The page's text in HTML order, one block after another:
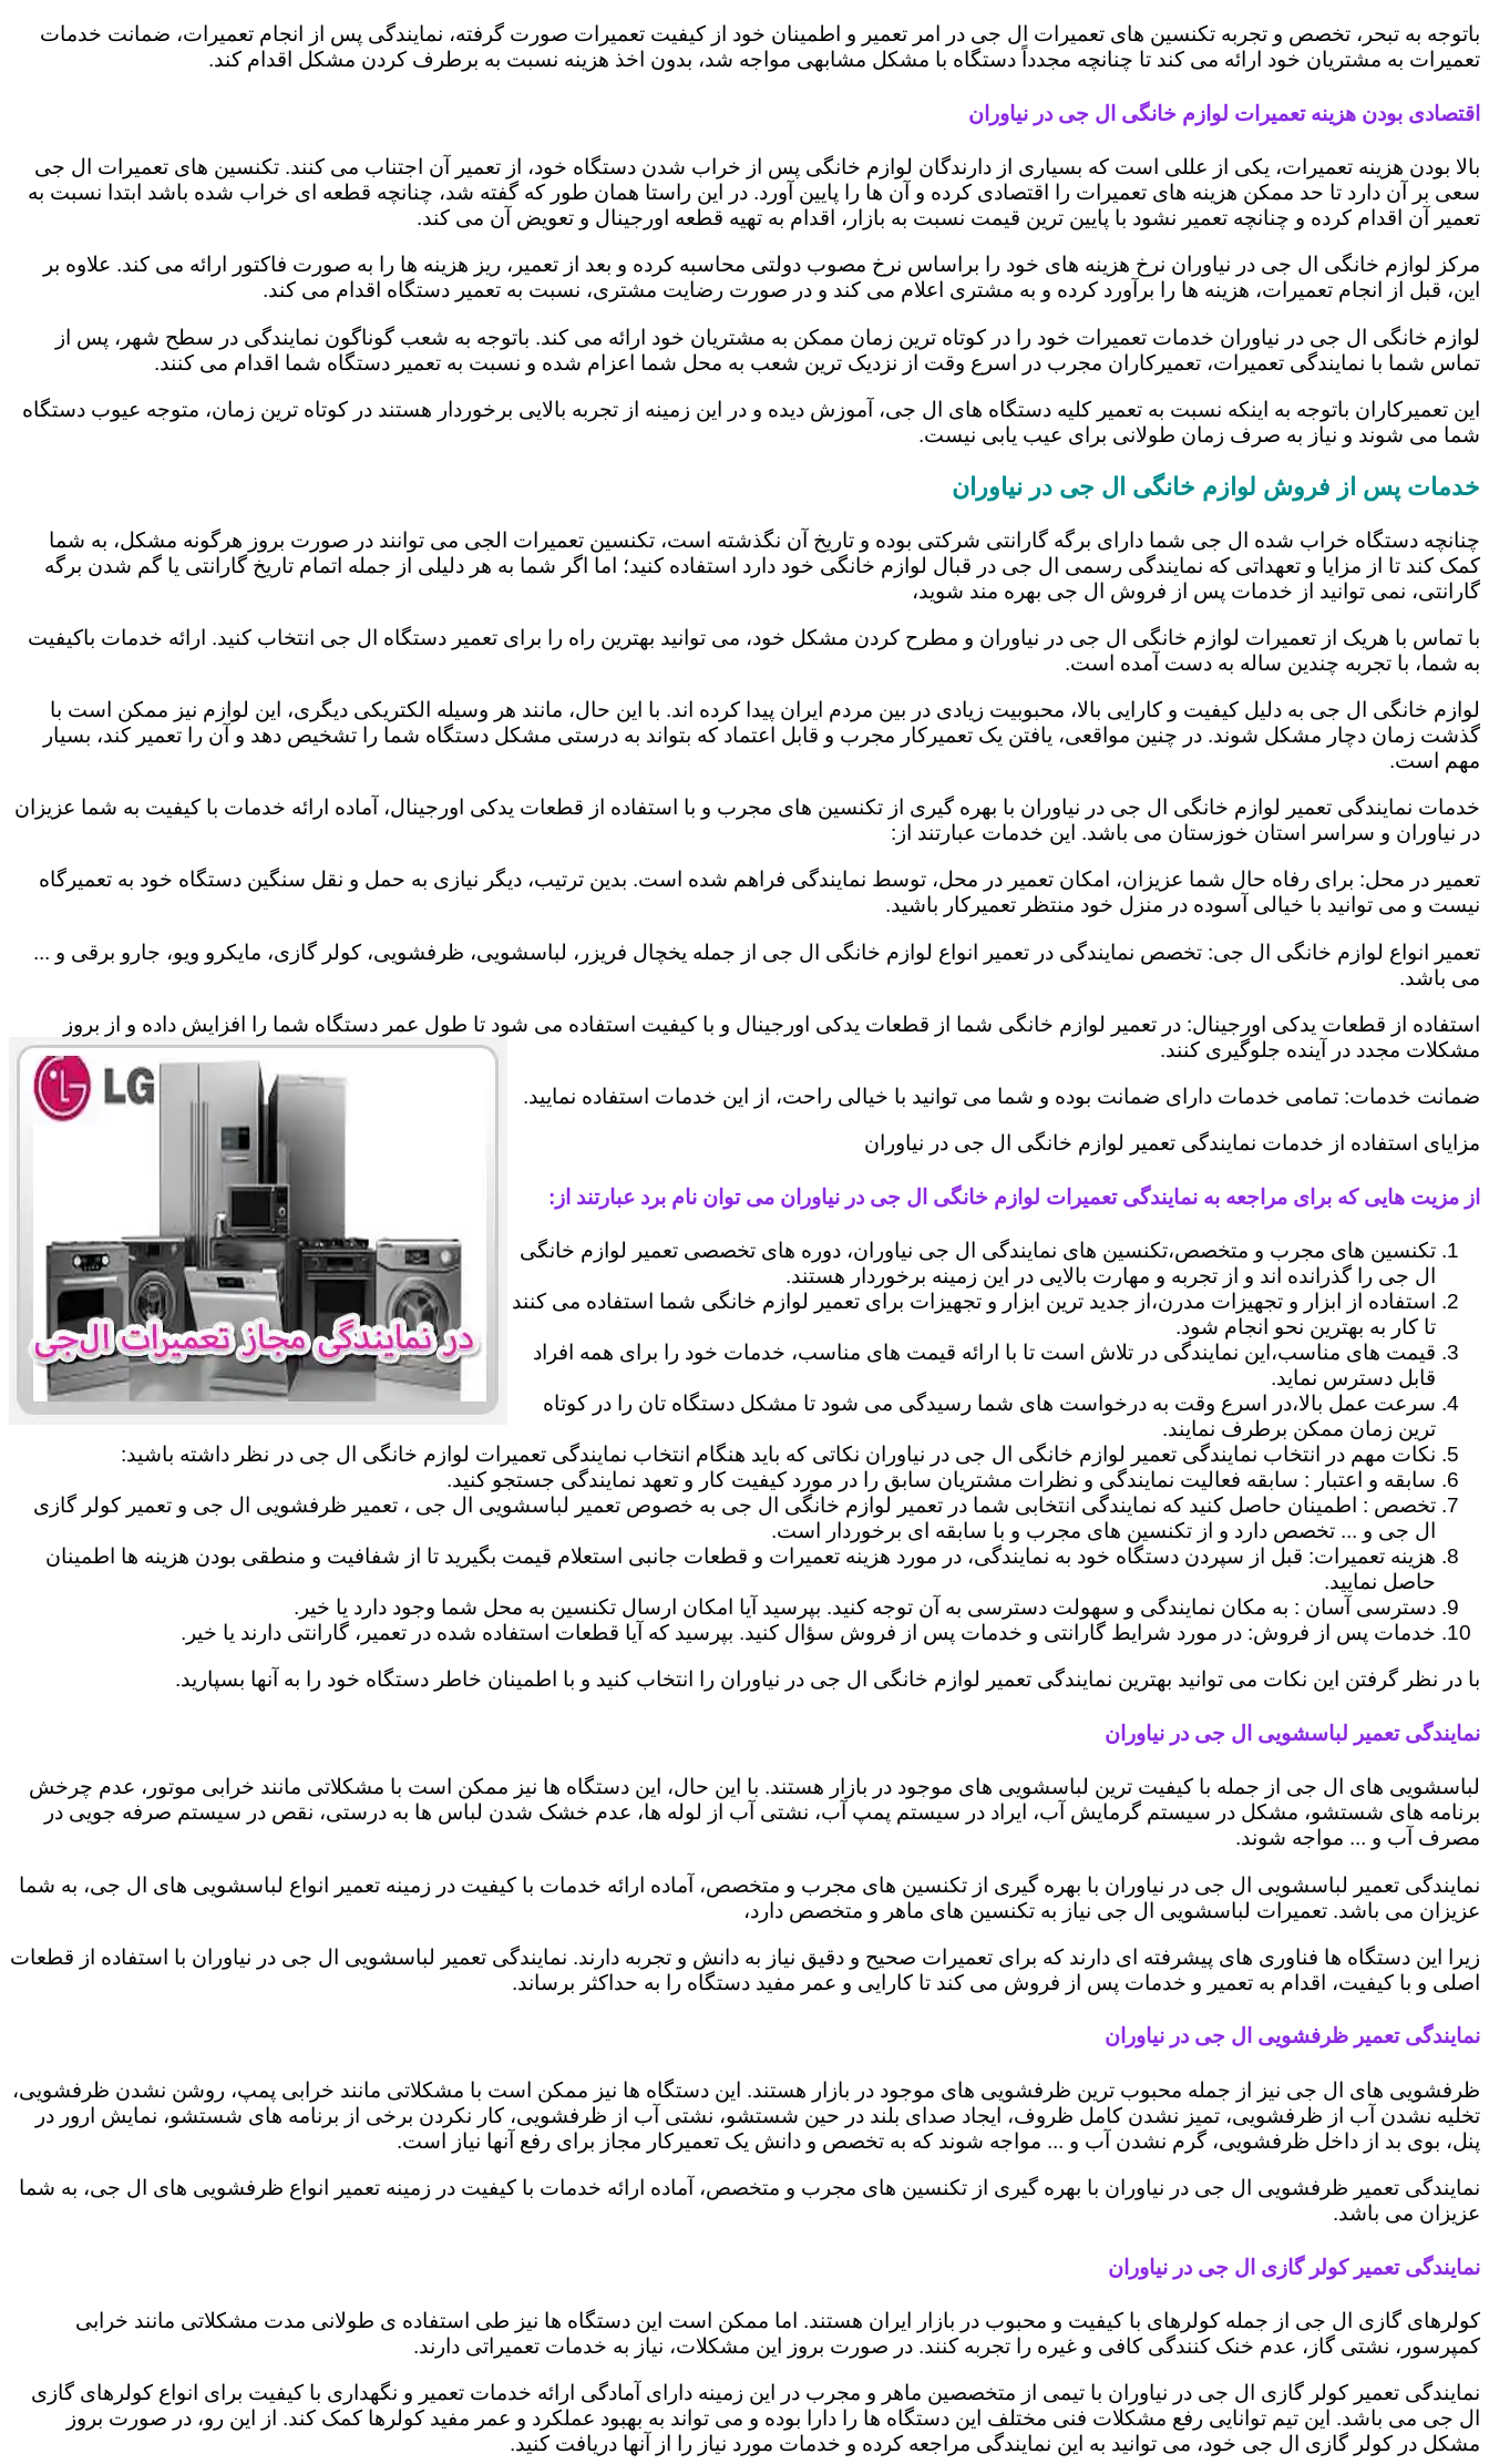
باتوجه به تبحر، تخصص و تجربه تکنسین های تعمیرات ال جی در امر تعمیر و اطمینان خود از کیفیت تعمیرات صورت گرفته، نمایندگی پس از انجام تعمیرات، ضمانت خدمات
تعمیرات به مشتریان خود ارائه می کند تا چنانچه مجدداً دستگاه با مشکل مشابهی مواجه شد، بدون اخذ هزینه نسبت به برطرف کردن مشکل اقدام کند.
اقتصادی بودن هزینه تعمیرات لوازم خانگی ال جی در نیاوران
بالا بودن هزینه تعمیرات، یکی از عللی است که بسیاری از دارندگان لوازم خانگی پس از خراب شدن دستگاه خود، از تعمیر آن اجتناب می کنند. تکنسین های تعمیرات ال جی
سعی بر آن دارد تا حد ممکن هزینه های تعمیرات را اقتصادی کرده و آن ها را پایین آورد. در این راستا همان طور که گفته شد، چنانچه قطعه ای خراب شده باشد ابتدا نسبت به
تعمیر آن اقدام کرده و چنانچه تعمیر نشود با پایین ترین قیمت نسبت به بازار، اقدام به تهیه قطعه اورجینال و تعویض آن می کند.
مرکز لوازم خانگی ال جی در نیاوران نرخ هزینه های خود را براساس نرخ مصوب دولتی محاسبه کرده و بعد از تعمیر، ریز هزینه ها را به صورت فاکتور ارائه می کند. علاوه بر
این، قبل از انجام تعمیرات، هزینه ها را برآورد کرده و به مشتری اعلام می کند و در صورت رضایت مشتری، نسبت به تعمیر دستگاه اقدام می کند.
لوازم خانگی ال جی در نیاوران خدمات تعمیرات خود را در کوتاه ترین زمان ممکن به مشتریان خود ارائه می کند. باتوجه به شعب گوناگون نمایندگی در سطح شهر، پس از
تماس شما با نمایندگی تعمیرات، تعمیرکاران مجرب در اسرع وقت از نزدیک ترین شعب به محل شما اعزام شده و نسبت به تعمیر دستگاه شما اقدام می کنند.
این تعمیرکاران باتوجه به اینکه نسبت به تعمیر کلیه دستگاه های ال جی، آموزش دیده و در این زمینه از تجربه بالایی برخوردار هستند در کوتاه ترین زمان، متوجه عیوب دستگاه
شما می شوند و نیاز به صرف زمان طولانی برای عیب یابی نیست.
خدمات پس از فروش لوازم خانگی ال جی در نیاوران
چنانچه دستگاه خراب شده ال جی شما دارای برگه گارانتی شرکتی بوده و تاریخ آن نگذشته است، تکنسین تعمیرات الجی می توانند در صورت بروز هرگونه مشکل، به شما
کمک کند تا از مزایا و تعهداتی که نمایندگی رسمی ال جی در قبال لوازم خانگی خود دارد استفاده کنید؛ اما اگر شما به هر دلیلی از جمله اتمام تاریخ گارانتی یا گم شدن برگه
گارانتی، نمی توانید از خدمات پس از فروش ال جی بهره مند شوید،
با تماس با هریک از تعمیرات لوازم خانگی ال جی در نیاوران و مطرح کردن مشکل خود، می توانید بهترین راه را برای تعمیر دستگاه ال جی انتخاب کنید. ارائه خدمات باکیفیت
به شما، با تجربه چندین ساله به دست آمده است.
لوازم خانگی ال جی به دلیل کیفیت و کارایی بالا، محبوبیت زیادی در بین مردم ایران پیدا کرده اند. با این حال، مانند هر وسیله الکتریکی دیگری، این لوازم نیز ممکن است با
گذشت زمان دچار مشکل شوند. در چنین مواقعی، یافتن یک تعمیرکار مجرب و قابل اعتماد که بتواند به درستی مشکل دستگاه شما را تشخیص دهد و آن را تعمیر کند، بسیار
مهم است.
خدمات نمایندگی تعمیر لوازم خانگی ال جی در نیاوران با بهره گیری از تکنسین های مجرب و با استفاده از قطعات یدکی اورجینال، آماده ارائه خدمات با کیفیت به شما عزیزان
در نیاوران و سراسر استان خوزستان می باشد. این خدمات عبارتند از:
تعمیر در محل: برای رفاه حال شما عزیزان، امکان تعمیر در محل، توسط نمایندگی فراهم شده است. بدین ترتیب، دیگر نیازی به حمل و نقل سنگین دستگاه خود به تعمیرگاه
نیست و می توانید با خیالی آسوده در منزل خود منتظر تعمیرکار باشید.
تعمیر انواع لوازم خانگی ال جی: تخصص نمایندگی در تعمیر انواع لوازم خانگی ال جی از جمله یخچال فریزر، لباسشویی، ظرفشویی، کولر گازی، مایکرو ویو، جارو برقی و ...
می باشد.
استفاده از قطعات یدکی اورجینال: در تعمیر لوازم خانگی شما از قطعات یدکی اورجینال و با کیفیت استفاده می شود تا طول عمر دستگاه شما را افزایش داده و از بروز
مشکلات مجدد در آینده جلوگیری کنند.
ضمانت خدمات: تمامی خدمات دارای ضمانت بوده و شما می توانید با خیالی راحت، از این خدمات استفاده نمایید.
مزایای استفاده از خدمات نمایندگی تعمیر لوازم خانگی ال جی در نیاوران
از مزیت هایی که برای مراجعه به نمایندگی تعمیرات لوازم خانگی ال جی در نیاوران می توان نام برد عبارتند از:
تکنسین های مجرب و متخصص،تکنسین های نمایندگی ال جی نیاوران، دوره های تخصصی تعمیر لوازم خانگی
ال جی را گذرانده اند و از تجربه و مهارت بالایی در این زمینه برخوردار هستند.
استفاده از ابزار و تجهیزات مدرن،از جدید ترین ابزار و تجهیزات برای تعمیر لوازم خانگی شما استفاده می کنند
تا کار به بهترین نحو انجام شود.
قیمت های مناسب،این نمایندگی در تلاش است تا با ارائه قیمت های مناسب، خدمات خود را برای همه افراد
قابل دسترس نماید.
سرعت عمل بالا،در اسرع وقت به درخواست های شما رسیدگی می شود تا مشکل دستگاه تان را در کوتاه
ترین زمان ممکن برطرف نمایند.
نکات مهم در انتخاب نمایندگی تعمیر لوازم خانگی ال جی در نیاوران نکاتی که باید هنگام انتخاب نمایندگی تعمیرات لوازم خانگی ال جی در نظر داشته باشید:
سابقه و اعتبار : سابقه فعالیت نمایندگی و نظرات مشتریان سابق را در مورد کیفیت کار و تعهد نمایندگی جستجو کنید.
تخصص : اطمینان حاصل کنید که نمایندگی انتخابی شما در تعمیر لوازم خانگی ال جی به خصوص تعمیر لباسشویی ال جی ، تعمیر ظرفشویی ال جی و تعمیر کولر گازی
ال جی و ... تخصص دارد و از تکنسین های مجرب و با سابقه ای برخوردار است.
هزینه تعمیرات: قبل از سپردن دستگاه خود به نمایندگی، در مورد هزینه تعمیرات و قطعات جانبی استعلام قیمت بگیرید تا از شفافیت و منطقی بودن هزینه ها اطمینان
حاصل نمایید.
دسترسی آسان : به مکان نمایندگی و سهولت دسترسی به آن توجه کنید. بپرسید آیا امکان ارسال تکنسین به محل شما وجود دارد یا خیر.
خدمات پس از فروش: در مورد شرایط گارانتی و خدمات پس از فروش سؤال کنید. بپرسید که آیا قطعات استفاده شده در تعمیر، گارانتی دارند یا خیر.
با در نظر گرفتن این نکات می توانید بهترین نمایندگی تعمیر لوازم خانگی ال جی در نیاوران را انتخاب کنید و با اطمینان خاطر دستگاه خود را به آنها بسپارید.
نمایندگی تعمیر لباسشویی ال جی در نیاوران
لباسشویی های ال جی از جمله با کیفیت ترین لباسشویی های موجود در بازار هستند. با این حال، این دستگاه ها نیز ممکن است با مشکلاتی مانند خرابی موتور، عدم چرخش
برنامه های شستشو، مشکل در سیستم گرمایش آب، ایراد در سیستم پمپ آب، نشتی آب از لوله ها، عدم خشک شدن لباس ها به درستی، نقص در سیستم صرفه جویی در
مصرف آب و ... مواجه شوند.
نمایندگی تعمیر لباسشویی ال جی در نیاوران با بهره گیری از تکنسین های مجرب و متخصص، آماده ارائه خدمات با کیفیت در زمینه تعمیر انواع لباسشویی های ال جی، به شما
عزیزان می باشد. تعمیرات لباسشویی ال جی نیاز به تکنسین های ماهر و متخصص دارد،
زیرا این دستگاه ها فناوری های پیشرفته ای دارند که برای تعمیرات صحیح و دقیق نیاز به دانش و تجربه دارند. نمایندگی تعمیر لباسشویی ال جی در نیاوران با استفاده از قطعات
اصلی و با کیفیت، اقدام به تعمیر و خدمات پس از فروش می کند تا کارایی و عمر مفید دستگاه را به حداکثر برساند.
نمایندگی تعمیر ظرفشویی ال جی در نیاوران
ظرفشویی های ال جی نیز از جمله محبوب ترین ظرفشویی های موجود در بازار هستند. این دستگاه ها نیز ممکن است با مشکلاتی مانند خرابی پمپ، روشن نشدن ظرفشویی،
تخلیه نشدن آب از ظرفشویی، تمیز نشدن کامل ظروف، ایجاد صدای بلند در حین شستشو، نشتی آب از ظرفشویی، کار نکردن برخی از برنامه های شستشو، نمایش ارور در
پنل، بوی بد از داخل ظرفشویی، گرم نشدن آب و ... مواجه شوند که به تخصص و دانش یک تعمیرکار مجاز برای رفع آنها نیاز است.
نمایندگی تعمیر ظرفشویی ال جی در نیاوران با بهره گیری از تکنسین های مجرب و متخصص، آماده ارائه خدمات با کیفیت در زمینه تعمیر انواع ظرفشویی های ال جی، به شما
عزیزان می باشد.
نمایندگی تعمیر کولر گازی ال جی در نیاوران
کولرهای گازی ال جی از جمله کولرهای با کیفیت و محبوب در بازار ایران هستند. اما ممکن است این دستگاه ها نیز طی استفاده ی طولانی مدت مشکلاتی مانند خرابی
کمپرسور، نشتی گاز، عدم خنک کنندگی کافی و غیره را تجربه کنند. در صورت بروز این مشکلات، نیاز به خدمات تعمیراتی دارند.
نمایندگی تعمیر کولر گازی ال جی در نیاوران با تیمی از متخصصین ماهر و مجرب در این زمینه دارای آمادگی ارائه خدمات تعمیر و نگهداری با کیفیت برای انواع کولرهای گازی
ال جی می باشد. این تیم توانایی رفع مشکلات فنی مختلف این دستگاه ها را دارا بوده و می تواند به بهبود عملکرد و عمر مفید کولرها کمک کند. از این رو، در صورت بروز
مشکل در کولر گازی ال جی خود، می توانید به این نمایندگی مراجعه کرده و خدمات مورد نیاز را از آنها دریافت کنید.